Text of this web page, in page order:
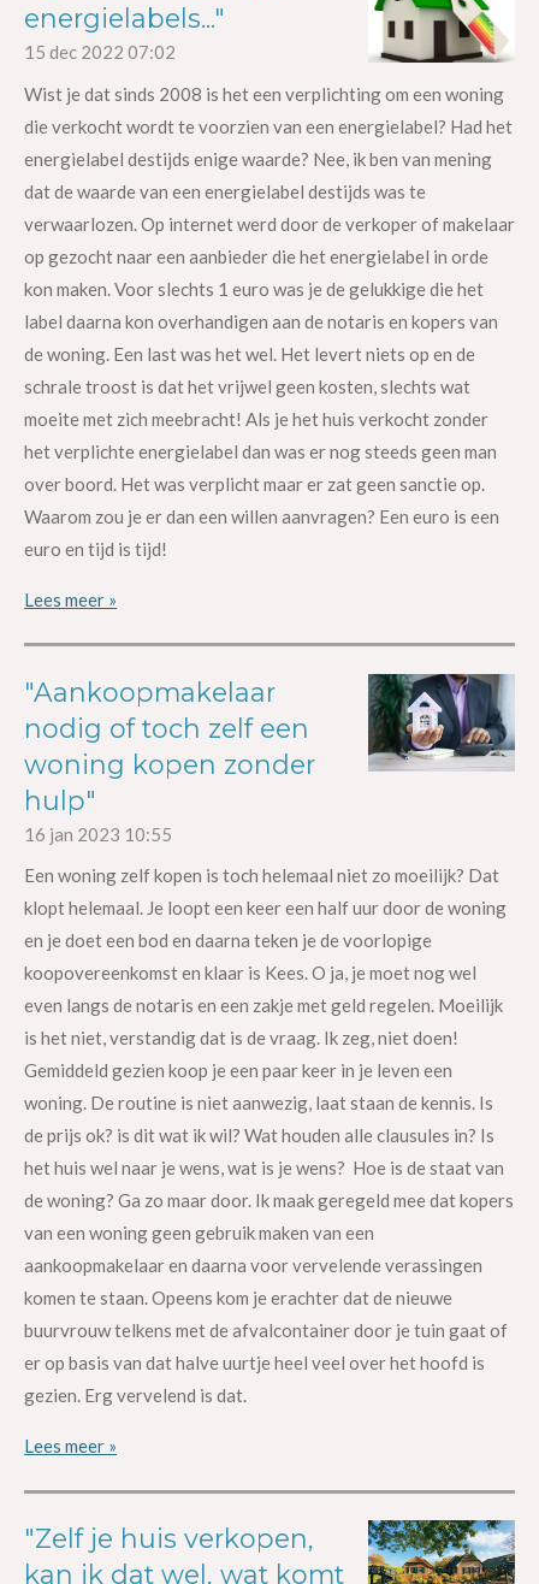
energielabels..."
15 dec 2022 07:02
Wist je dat sinds 2008 is het een verplichting om een woning
die verkocht wordt te voorzien van een energielabel? Had het
energielabel destijds enige waarde? Nee, ik ben van mening
dat de waarde van een energielabel destijds was te
verwaarlozen. Op internet werd door de verkoper of makelaar
op gezocht naar een aanbieder die het energielabel in orde
kon maken. Voor slechts 1 euro was je de gelukkige die het
label daarna kon overhandigen aan de notaris en kopers van
de woning. Een last was het wel. Het levert niets op en de
schrale troost is dat het vrijwel geen kosten, slechts wat
moeite met zich meebracht! Als je het huis verkocht zonder
het verplichte energielabel dan was er nog steeds geen man
over boord. Het was verplicht maar er zat geen sanctie op.
Waarom zou je er dan een willen aanvragen? Een euro is een
euro en tijd is tijd!
Lees meer »
"Aankoopmakelaar
nodig of toch zelf een
woning kopen zonder
hulp"
16 jan 2023 10:55
Een woning zelf kopen is toch helemaal niet zo moeilijk? Dat
klopt helemaal. Je loopt een keer een half uur door de woning
en je doet een bod en daarna teken je de voorlopige
koopovereenkomst en klaar is Kees. O ja, je moet nog wel
even langs de notaris en een zakje met geld regelen. Moeilijk
is het niet, verstandig dat is de vraag. Ik zeg, niet doen!
Gemiddeld gezien koop je een paar keer in je leven een
woning. De routine is niet aanwezig, laat staan de kennis. Is
de prijs ok? is dit wat ik wil? Wat houden alle clausules in? Is
het huis wel naar je wens, wat is je wens? Hoe is de staat van
de woning? Ga zo maar door. Ik maak geregeld mee dat kopers
van een woning geen gebruik maken van een
aankoopmakelaar en daarna voor vervelende verassingen
komen te staan. Opeens kom je erachter dat de nieuwe
buurvrouw telkens met de afvalcontainer door je tuin gaat of
er op basis van dat halve uurtje heel veel over het hoofd is
gezien. Erg vervelend is dat.
Lees meer »
"Zelf je huis verkopen,
kan ik dat wel, wat komt